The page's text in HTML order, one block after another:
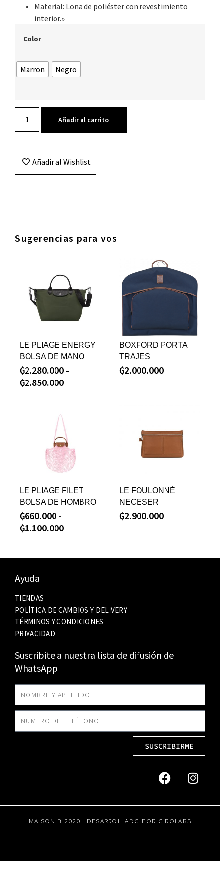
Material: Lona de poliéster con revestimiento
interior.»
Color
Marron Negro
Añadir al carrito
Añadir al Wishlist
Sugerencias para vos
LE PLIAGE ENERGY
BOLSA DE MANO
₲2.280.000 -
₲2.850.000
BOXFORD PORTA
TRAJES
₲2.000.000
LE PLIAGE FILET
BOLSA DE HOMBRO
₲660.000 -
₲1.100.000
LE FOULONNÉ
NECESER
₲2.900.000
Ayuda
TIENDAS
POLÍTICA DE CAMBIOS Y DELIVERY
TÉRMINOS Y CONDICIONES
PRIVACIDAD
Suscribite a nuestra lista de difusión de
WhatsApp
SUSCRIBIRME
MAISON B 2020 | DESARROLLADO POR GIROLABS